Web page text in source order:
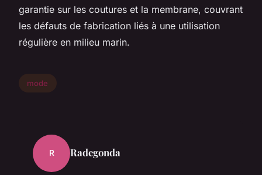
garantie sur les coutures et la membrane, couvrant
les défauts de fabrication liés à une utilisation
régulière en milieu marin.
mode
R Radegonda